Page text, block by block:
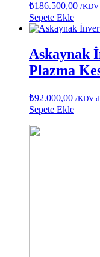
₺186.500,00 /
Sepete Ekle
Askaynak
Plazma
₺92.000,00 /KDV
Sepete Ekle